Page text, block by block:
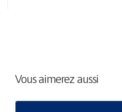
Vous aimerez aussi